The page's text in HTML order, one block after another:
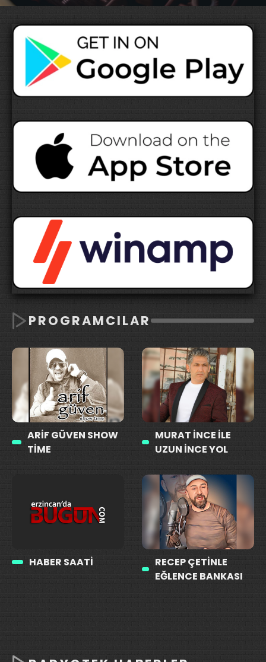
PROGRAMCILAR
ARIF GÜVEN SHOW
TIME
MURAT İNCE ILE
UZUN İNCE YOL
HABER SAATI
RECEP ÇETINLE
EĞLENCE BANKASI